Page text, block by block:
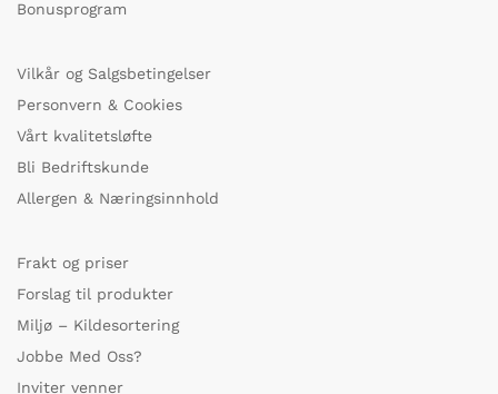
Bonusprogram
Vilkår og Salgsbetingelser
Personvern & Cookies
Vårt kvalitetsløfte
Bli Bedriftskunde
Allergen & Næringsinnhold
Frakt og priser
Forslag til produkter
Miljø – Kildesortering
Jobbe Med Oss?
Inviter venner